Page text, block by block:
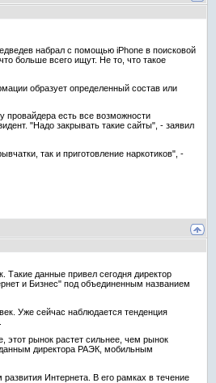
набрал с помощью iPhone в поисковой
больше всего ищут. Не то, что такое
образует определенный состав или
провайдера есть все возможности
"Надо закрывать такие сайты", - заявил
так и приготовление наркотиков", -
Такие данные привел сегодня директор
и Бизнес" под объединенным названием
Уже сейчас наблюдается тенденция
этот рынок растет сильнее, чем рынок
директора РАЭК, мобильным
Интернета. В его рамках в течение